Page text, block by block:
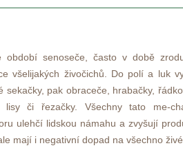
období senoseče, často v době
všelijakých živočichů. Do polí a luk
sekačky, pak obraceče, hrabačky,
lisy či řezačky. Všechny tato me-
ulehčí lidskou námahu a zvyšují
mají i negativní dopad na všechno